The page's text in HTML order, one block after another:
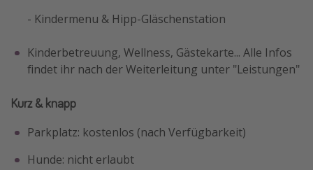
- Kindermenu & Hipp-Gläschenstation
Kinderbetreuung, Wellness, Gästekarte... Alle Infos
findet ihr nach der Weiterleitung unter "Leistungen"
Kurz & knapp
Parkplatz: kostenlos (nach Verfügbarkeit)
Hunde: nicht erlaubt